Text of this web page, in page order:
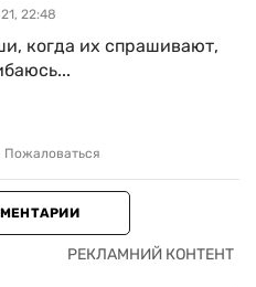
22:48
когда их спрашивают,
Пожаловаться